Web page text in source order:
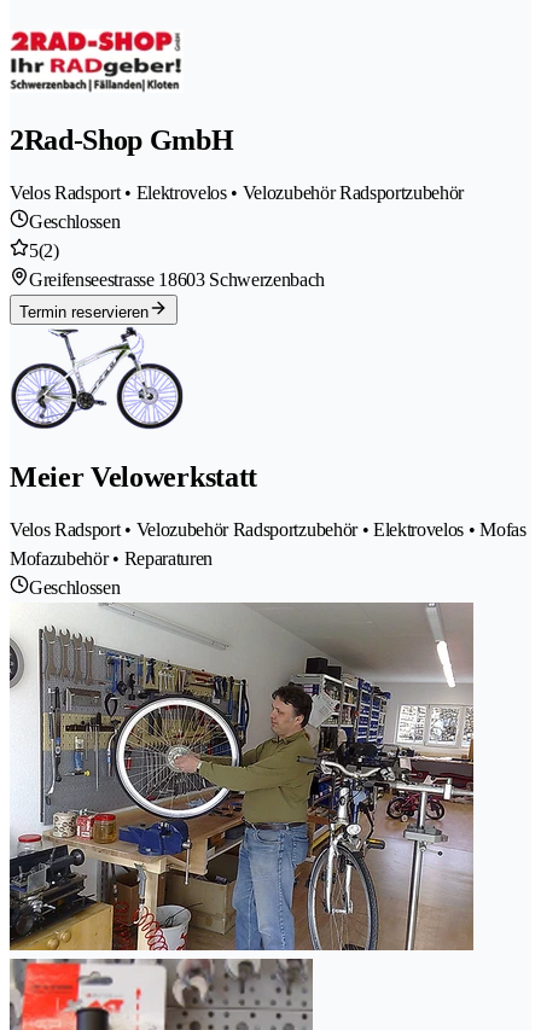
2Rad-Shop GmbH
Velos Radsport • Elektrovelos • Velozubehör Radsportzubehör
Geschlossen
5(2)
Greifenseestrasse 18603 Schwerzenbach
Termin reservieren
Meier Velowerkstatt
Velos Radsport • Velozubehör Radsportzubehör • Elektrovelos • Mofas
Mofazubehör • Reparaturen
Geschlossen